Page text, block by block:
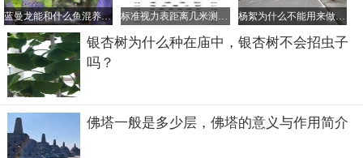
小伙伴们，现在观察一下你手臂上有几颗痣，在什么位置
吧！
最近，有个话题非常热门，那就是手臂中间的痣，很多小伙
蓝曼龙能和什么鱼混养，这种鱼么分公母图解 标准视力表距离几米测，视力表对应的眼镜度数是怎样的？ 杨絮为什么不能用来做棉衣、羽绒服，杨絮对人体有什么危害？
银杏树为什么种在庙中，银杏树不会招虫子
吗？
佛塔一般是多少层，佛塔的意义与作用简介